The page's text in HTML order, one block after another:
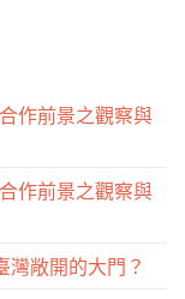
作前景之觀察與
作前景之觀察與
灣敞開的大門？